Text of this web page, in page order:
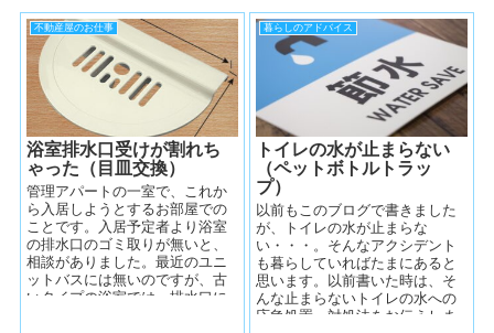
に出すのが決ま...
202エラー」ですね。こ...
不動産屋のお仕事
浴室排水口受けが割れち
ゃった（目皿交換）
管理アパートの一室で、これか
ら入居しようとするお部屋での
ことです。入居予定者より浴室
の排水口のゴミ取りが無いと、
相談がありました。最近のユニ
ットバスには無いのですが、古
いタイプの浴室では、排水口に
暮らしのアドバイス
トイレの水が止まらない
（ペットボトルトラッ
プ）
以前もこのブログで書きました
が、トイレの水が止まらな
い・・・。そんなアクシデント
も暮らしていればたまにあると
思います。以前書いた時は、そ
んな止まらないトイレの水への
応急処置・対処法をお伝えしま